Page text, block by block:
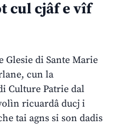
cul cjâf e vîf
Glesie di Sante Marie
cun la
Culture Patrie dal
ricuardâ ducj i
tai agns si son dadis